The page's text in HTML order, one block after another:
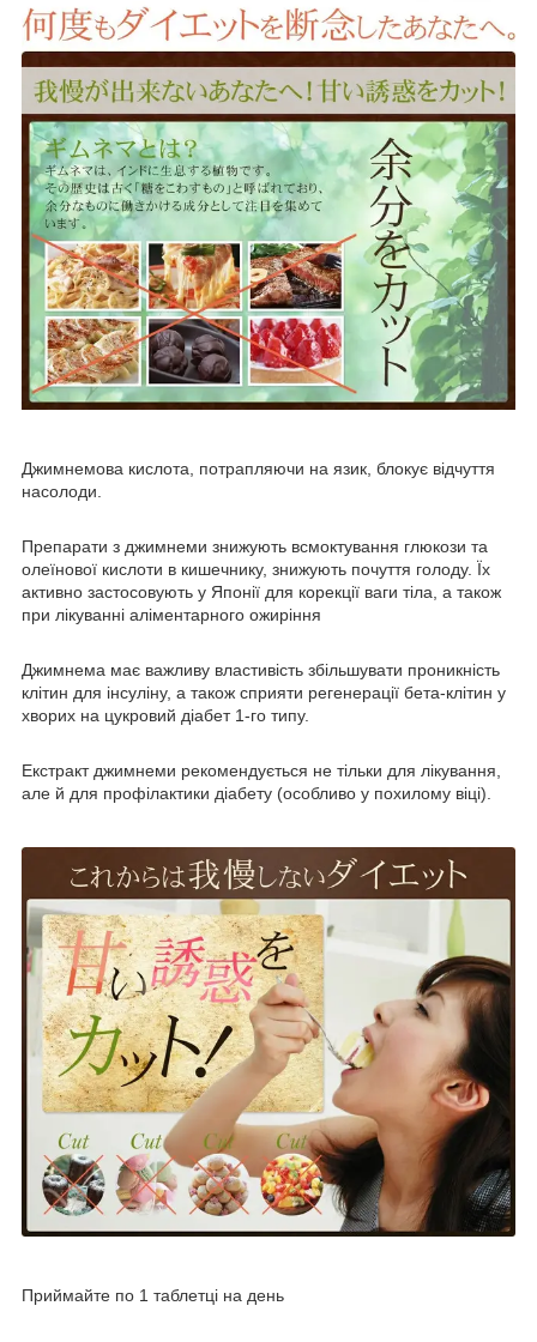
Джимнемова кислота, потрапляючи на язик, блокує відчуття
насолоди.
Препарати з джимнеми знижують всмоктування глюкози та
олеїнової кислоти в кишечнику, знижують почуття голоду. Їх
активно застосовують у Японії для корекції ваги тіла, а також
при лікуванні аліментарного ожиріння
Джимнема має важливу властивість збільшувати проникність
клітин для інсуліну, а також сприяти регенерації бета-клітин у
хворих на цукровий діабет 1-го типу.
Екстракт джимнеми рекомендується не тільки для лікування,
але й для профілактики діабету (особливо у похилому віці).
Приймайте по 1 таблетці на день